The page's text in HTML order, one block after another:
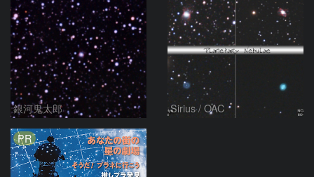
銀河鬼太郎 Sirius / OAC
PR